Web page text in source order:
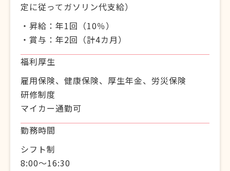
定に従ってガソリン代支給）
・昇給：年1回（10％）
・賞与：年2回（計4カ月）
福利厚生
雇用保険、健康保険、厚生年金、労災保険
研修制度
マイカー通勤可
勤務時間
シフト制
8:00～16:30